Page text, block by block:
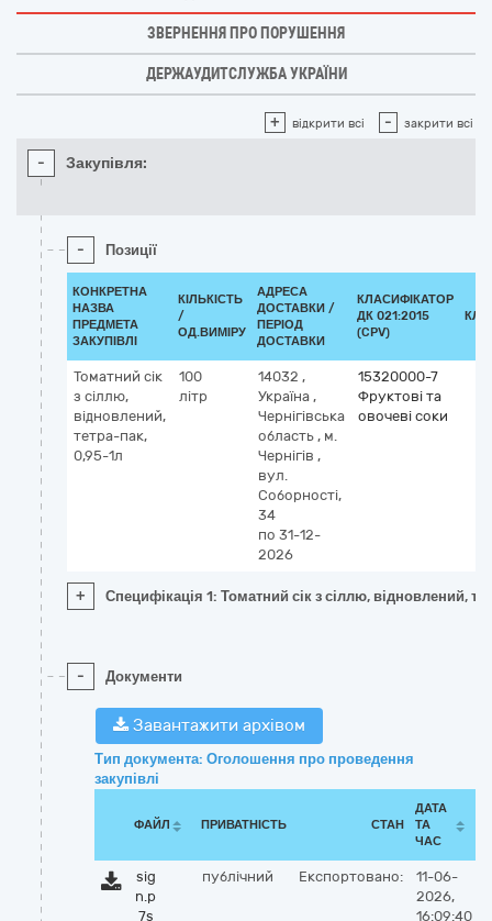
ЗВЕРНЕННЯ ПРО ПОРУШЕННЯ
ДЕРЖАУДИТСЛУЖБА УКРАЇНИ
+ відкрити всі - закрити всі
- Закупівля:
- Позиції
КОНКРЕТНА
НАЗВА
ПРЕДМЕТА
ЗАКУПІВЛІ
КІЛЬКІСТЬ
/
ОД.ВИМІРУ
АДРЕСА
ДОСТАВКИ /
ПЕРІОД
ДОСТАВКИ
КЛАСИФІКАТОР
ДК 021:2015
(CPV)
Томатний сік
з сіллю,
відновлений,
тетра-пак,
0,95-1л
100
літр
14032 ,
Україна ,
Чернігівська
область , м.
Чернігів ,
вул.
Соборності,
34
по 31-12-
2026
15320000-7
Фруктові та
овочеві соки
+ Специфікація 1: Томатний сік з сіллю, відновлений,
- Документи
Завантажити архівом
Тип документа: Оголошення про проведення
закупівлі
ФАЙЛ ПРИВАТНІСТЬ СТАН
ДАТА
ТА
ЧАС
sig
n.p
7s
публічний Експортовано:
11-06-
2026,
16:09:40